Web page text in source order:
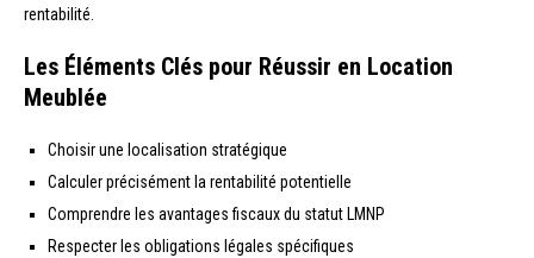
rentabilité.
Les Éléments Clés pour Réussir en Location
Meublée
Choisir une localisation stratégique
Calculer précisément la rentabilité potentielle
Comprendre les avantages fiscaux du statut LMNP
Respecter les obligations légales spécifiques